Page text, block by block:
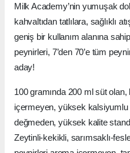
Milk Academy’nin yumuşak
kahvaltıdan tatlılara, sağlıklı
geniş bir kullanım alanına
peynirleri, 7’den 70’e tüm
aday!
100 gramında 200 ml süt
içermeyen, yüksek
değmeden, yüksek kalite
Zeytinli-kekikli, sarımsaklı-